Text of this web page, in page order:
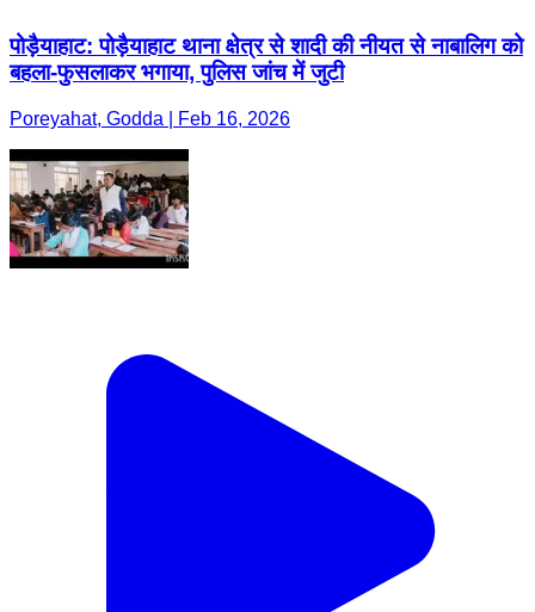
पोड़ैयाहाट: पोड़ैयाहाट थाना क्षेत्र से शादी की नीयत से नाबालिग को
बहला-फुसलाकर भगाया, पुलिस जांच में जुटी
Poreyahat, Godda | Feb 16, 2026